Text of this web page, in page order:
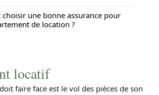
choisir une bonne assurance pour
de location ?
locatif
faire face est le vol des pièces de son